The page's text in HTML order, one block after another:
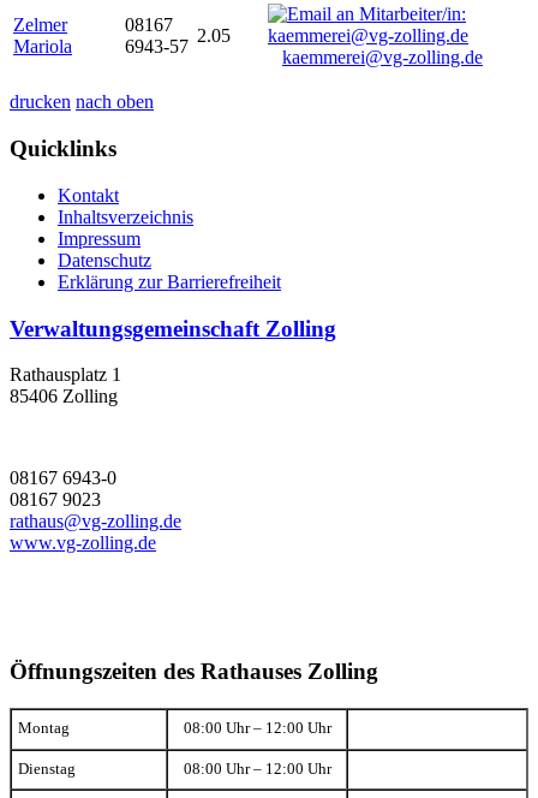
Zelmer
Mariola
08167
6943-57
2.05
kaemmerei@vg-zolling.de
drucken nach oben
Quicklinks
Kontakt
Inhaltsverzeichnis
Impressum
Datenschutz
Erklärung zur Barrierefreiheit
Verwaltungsgemeinschaft Zolling
Rathausplatz 1
85406 Zolling
08167 6943-0
08167 9023
rathaus@vg-zolling.de
www.vg-zolling.de
Öffnungszeiten des Rathauses Zolling
Montag 08:00 Uhr – 12:00 Uhr
Dienstag 08:00 Uhr – 12:00 Uhr